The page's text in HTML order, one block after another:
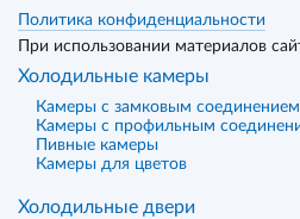
Политика конфиденциальности
При использовании материалов
Холодильные камеры
Камеры с замковым соединением
Камеры с профильным
Пивные камеры
Камеры для цветов
Холодильные двери